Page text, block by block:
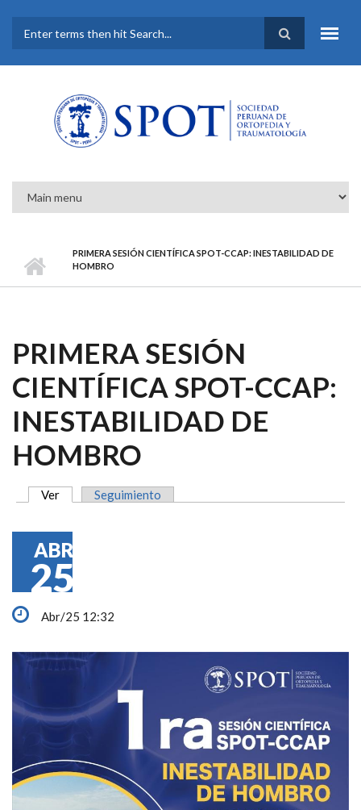
FORMULARIO DE
BÚSQUEDA
PRIMERA SESIÓN CIENTÍFICA SPOT-CCAP: INESTABILIDAD DE
HOMBRO
PRIMERA SESIÓN
CIENTÍFICA SPOT-CCAP:
INESTABILIDAD DE
HOMBRO
Ver (solapa activa)
Seguimiento
ABR
25
Abr/25 12:32